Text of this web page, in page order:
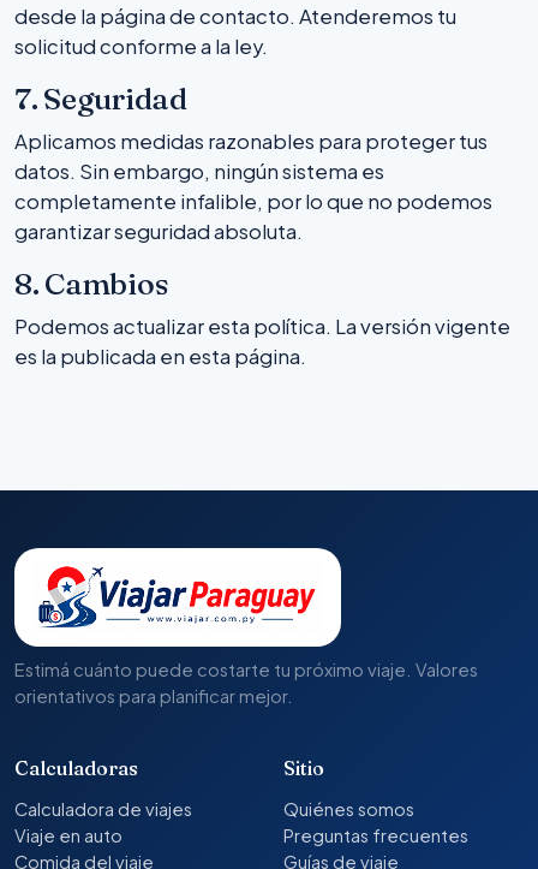
desde la página de contacto. Atenderemos tu
solicitud conforme a la ley.
7. Seguridad
Aplicamos medidas razonables para proteger tus
datos. Sin embargo, ningún sistema es
completamente infalible, por lo que no podemos
garantizar seguridad absoluta.
8. Cambios
Podemos actualizar esta política. La versión vigente
es la publicada en esta página.
Estimá cuánto puede costarte tu próximo viaje. Valores
orientativos para planificar mejor.
Calculadoras
Calculadora de viajes
Viaje en auto
Comida del viaje
Sitio
Quiénes somos
Preguntas frecuentes
Guías de viaje